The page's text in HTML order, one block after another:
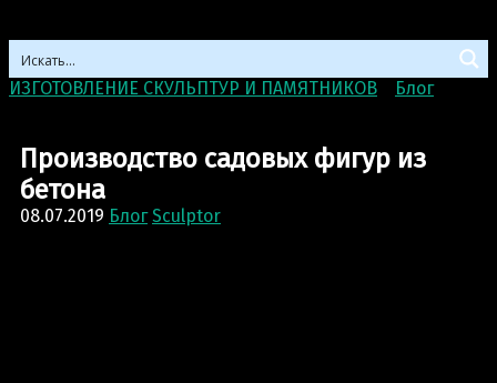
ИЗГОТОВЛЕНИЕ СКУЛЬПТУР И ПАМЯТНИКОВ Блог>
Производство садовых фигур из
бетона
08.07.2019 Блог Sculptor